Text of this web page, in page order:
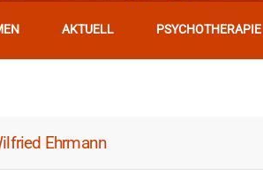
AKTUELL PSYCHOTHERAPIE
Ehrmann